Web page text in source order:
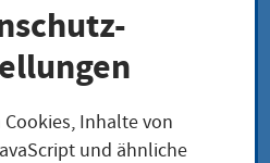
Inhalte von
und ähnliche